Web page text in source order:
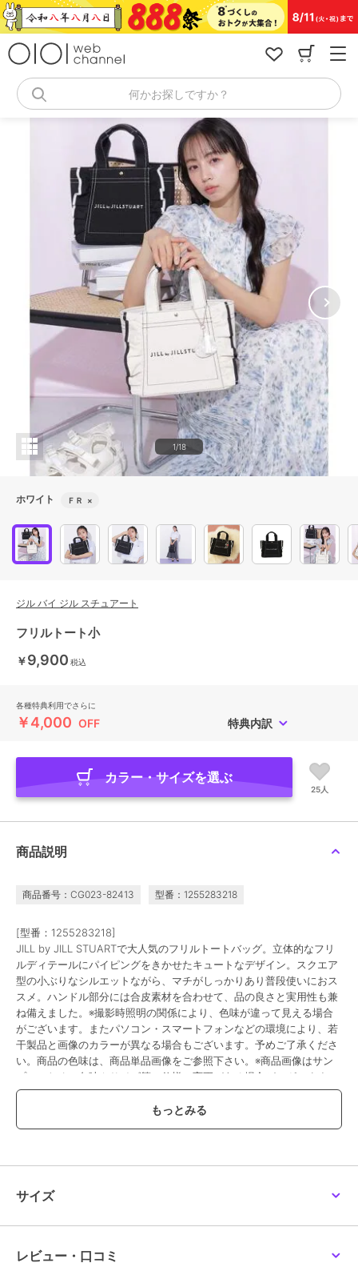
コ
ン
何かお探しですか？
1/18
ホワイト ＦＲ ×
ジル バイ ジル スチュアート
フリルトート小
￥9,900 税込
各種特典利用でさらに
￥4,000 OFF 特典内訳
カラー・サイズを選ぶ
25人
商品説明
商品番号：CG023-82413 型番：1255283218
[型番：1255283218]
JILL by JILL STUARTで大人気のフリルトートバッグ。立体的なフリ
ルディテールにパイピングをきかせたキュートなデザイン。スクエア
型の小ぶりなシルエットながら、マチがしっかりあり普段使いにおス
スメ。ハンドル部分には合皮素材を合わせて、品の良さと実用性も兼
ね備えました。※撮影時照明の関係により、色味が違って見える場合
がございます。またパソコン・スマートフォンなどの環境により、若
干製品と画像のカラーが異なる場合もございます。予めご了承くださ
い。商品の色味は、商品単品画像をご参照下さい。※商品画像はサン
プルのため、色味やサイズ等の仕様に変更がある場合がございますの
で、予めご了承ください。
商品カテゴリ
カラー
サイズ
レビュー・口コミ